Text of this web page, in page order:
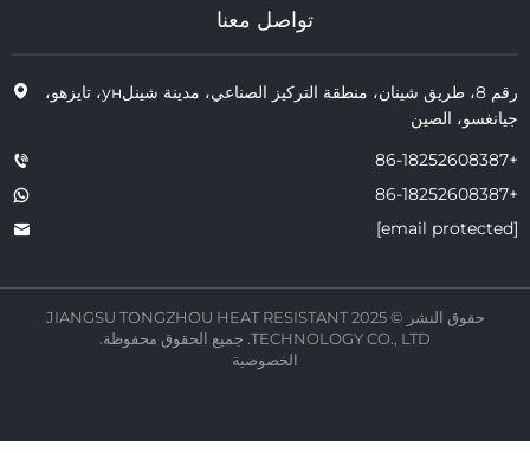
تواصل معنا
رقم 8، طريق شينان، منطقة التركيز الصناعي، مدينة شينلун، تايزهو،
الصين
حقوق النشر © 2025 JIANGSU TONGZHOU HEAT RESISTANT
TECHNOLOGY CO., LTD. جميع الحقوق محفوظة.
الخصوصية